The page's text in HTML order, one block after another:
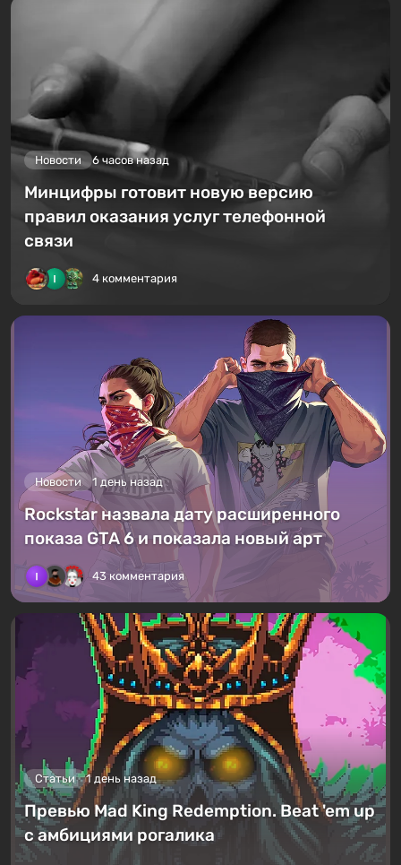
Новости 6 часов назад
Минцифры готовит новую версию
правил оказания услуг телефонной
связи
4 комментария
Новости 1 день назад
Rockstar назвала дату расширенного
показа GTA 6 и показала новый арт
43 комментария
Статьи 1 день назад
Превью Mad King Redemption. Beat 'em up
с амбициями рогалика